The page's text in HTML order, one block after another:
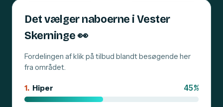
Det vælger naboerne i Vester
Skerninge👀
Fordelingen af klik på tilbud blandt besøgende her
fra området.
1. Hiper 45%